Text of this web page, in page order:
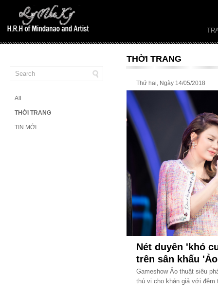
All
THỜI TRANG
TIN MỚI
THỜI TRANG
Thứ hai, Ngày 14/05/2018
Nét duyên 'khó
trên sân khấu
Gameshow Ảo thuật siêu
thú vị cho khán giả với đêm